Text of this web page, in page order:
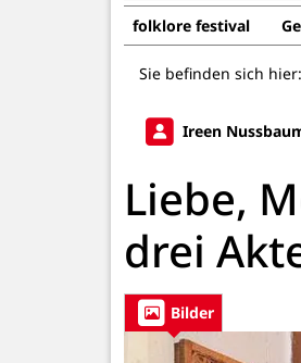
folklore festival
Sie befinden sich hier:
Ireen
Liebe,
drei
Bilder